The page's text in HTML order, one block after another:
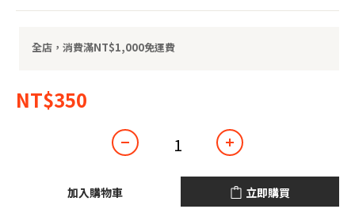
全店，消費滿NT$1,000免運費
NT$350
加入購物車 立即購買